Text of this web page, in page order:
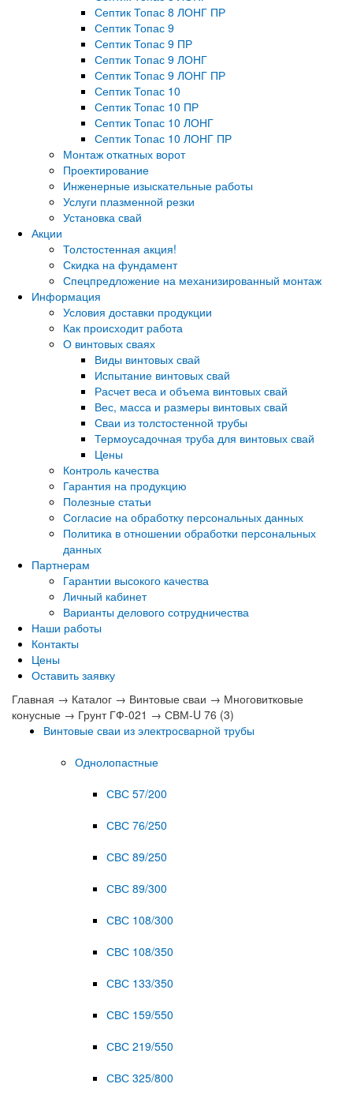
Септик Топас 8 ЛОНГ ПР
Септик Топас 9
Септик Топас 9 ПР
Септик Топас 9 ЛОНГ
Септик Топас 9 ЛОНГ ПР
Септик Топас 10
Септик Топас 10 ПР
Септик Топас 10 ЛОНГ
Септик Топас 10 ЛОНГ ПР
Монтаж откатных ворот
Проектирование
Инженерные изыскательные работы
Услуги плазменной резки
Установка свай
Акции
Толстостенная акция!
Скидка на фундамент
Спецпредложение на механизированный монтаж
Информация
Условия доставки продукции
Как происходит работа
О винтовых сваях
Виды винтовых свай
Испытание винтовых свай
Расчет веса и объема винтовых свай
Вес, масса и размеры винтовых свай
Сваи из толстостенной трубы
Термоусадочная труба для винтовых свай
Цены
Контроль качества
Гарантия на продукцию
Полезные статьи
Согласие на обработку персональных данных
Политика в отношении обработки персональных
данных
Партнерам
Гарантии высокого качества
Личный кабинет
Варианты делового сотрудничества
Наши работы
Контакты
Цены
Оставить заявку
Главная → Каталог → Винтовые сваи → Многовитковые
конусные → Грунт ГФ-021 → СВМ-U 76 (3)
Винтовые сваи из электросварной трубы
Однолопастные
СВС 57/200
СВС 76/250
СВС 89/250
СВС 89/300
СВС 108/300
СВС 108/350
СВС 133/350
СВС 159/550
СВС 219/550
СВС 325/800